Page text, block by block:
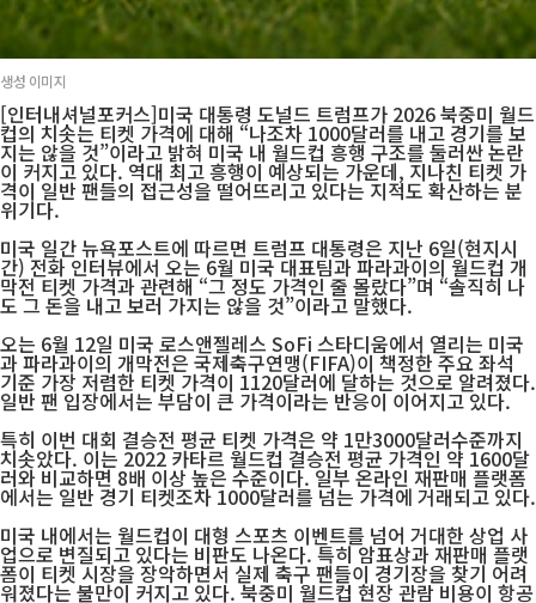
생성 이미지
[인터내셔널포커스]미국 대통령 도널드 트럼프가 2026 북중미 월드
컵의 치솟는 티켓 가격에 대해 “나조차 1000달러를 내고 경기를 보
지는 않을 것”이라고 밝혀 미국 내 월드컵 흥행 구조를 둘러싼 논란
이 커지고 있다. 역대 최고 흥행이 예상되는 가운데, 지나친 티켓 가
격이 일반 팬들의 접근성을 떨어뜨리고 있다는 지적도 확산하는 분
위기다.
미국 일간 뉴욕포스트에 따르면 트럼프 대통령은 지난 6일(현지시
간) 전화 인터뷰에서 오는 6월 미국 대표팀과 파라과이의 월드컵 개
막전 티켓 가격과 관련해 “그 정도 가격인 줄 몰랐다”며 “솔직히 나
도 그 돈을 내고 보러 가지는 않을 것”이라고 말했다.
오는 6월 12일 미국 로스앤젤레스 SoFi 스타디움에서 열리는 미국
과 파라과이의 개막전은 국제축구연맹(FIFA)이 책정한 주요 좌석
기준 가장 저렴한 티켓 가격이 1120달러에 달하는 것으로 알려졌다.
일반 팬 입장에서는 부담이 큰 가격이라는 반응이 이어지고 있다.
특히 이번 대회 결승전 평균 티켓 가격은 약 1만3000달러수준까지
치솟았다. 이는 2022 카타르 월드컵 결승전 평균 가격인 약 1600달
러와 비교하면 8배 이상 높은 수준이다. 일부 온라인 재판매 플랫폼
에서는 일반 경기 티켓조차 1000달러를 넘는 가격에 거래되고 있다.
미국 내에서는 월드컵이 대형 스포츠 이벤트를 넘어 거대한 상업 사
업으로 변질되고 있다는 비판도 나온다. 특히 암표상과 재판매 플랫
폼이 티켓 시장을 장악하면서 실제 축구 팬들이 경기장을 찾기 어려
워졌다는 불만이 커지고 있다. 북중미 월드컵 현장 관람 비용이 항공